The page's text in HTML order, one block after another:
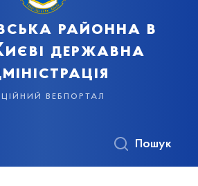
районна в
державна
вебпортал
Пошук